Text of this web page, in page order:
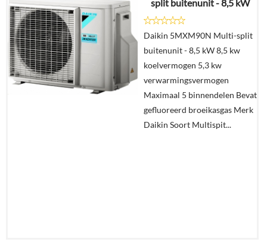
Offerte
aanvragen?
In
winkelmand
split buitenunit - 8,5 kW
Daikin 5MXM90N Multi-split
buitenunit - 8,5 kW 8,5 kw
koelvermogen 5,3 kw
verwarmingsvermogen
Maximaal 5 binnendelen Bevat
gefluoreerd broeikasgas Merk
Daikin Soort Multispit...